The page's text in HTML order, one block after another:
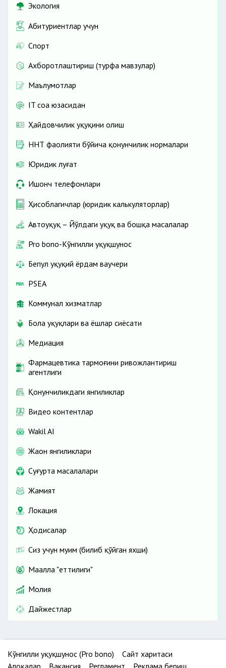
Экология
Абитуриентлар учун
Спорт
Ахборотлаштириш (турфа мавзулар)
Маълумотлар
IT соҳа юзасидан
Ҳайдовчилик ҳуқуқини олиш
ННТ фаолияти бўйича қонунчилик нормалари
Юридик луғат
Ишонч телефонлари
Ҳисоблагичлар (юридик калькуляторлар)
Автоҳуқуқ – Йўлдаги ҳуқуқ ва бошқа масалалар
Pro bono-Кўнгилли ҳуқуқшунос
Бепул ҳуқуқий ёрдам ваучери
PSEA
Коммунал хизматлар
Бола ҳуқуқлари ва ёшлар сиёсати
Медиация
Фармацевтика тармоғини ривожлантириш
агентлиги
Қонунчиликдаги янгиликлар
Видео контентлар
Wakil AI
Жаҳон янгиликлари
Cуғурта масалалари
Жамият
Локация
Ҳодисалар
Сиз учун муҳим (билиб қўйган яхши)
Маҳалла "еттилиги"
Молия
Дайжестлар
Кўнгилли ҳуқуқшунос (Pro bono)
Сайт харитаси